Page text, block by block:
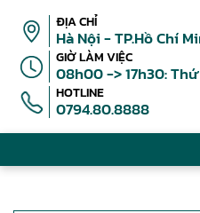
ĐỊA CHỈ
Hà Nội - TP.Hồ Chí
GIỜ LÀM VIỆC
08h00 -> 17h30:
HOTLINE
0794.80.8888